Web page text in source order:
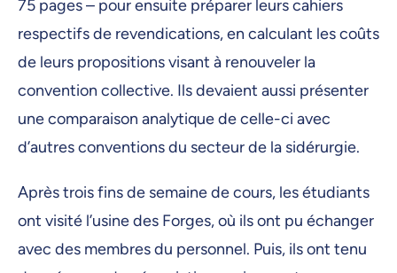
75 pages – pour ensuite préparer leurs cahiers
respectifs de revendications, en calculant les coûts
de leurs propositions visant à renouveler la
convention collective. Ils devaient aussi présenter
une comparaison analytique de celle-ci avec
d’autres conventions du secteur de la sidérurgie.
Après trois fins de semaine de cours, les étudiants
ont visité l’usine des Forges, où ils ont pu échanger
avec des membres du personnel. Puis, ils ont tenu